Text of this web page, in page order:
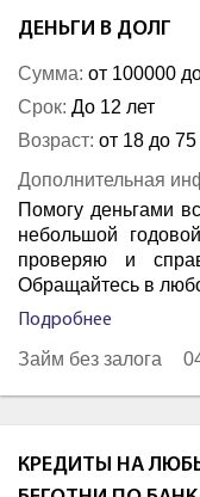
ДЕНЬГИ В ДОЛГ
Сумма: от 100000
Срок: До 12 лет
Возраст: от 18 до 75
Дополнительная
Помогу деньгами
небольшой
проверяю и
Обращайтесь в
Подробнее
Займ без залога
КРЕДИТЫ НА